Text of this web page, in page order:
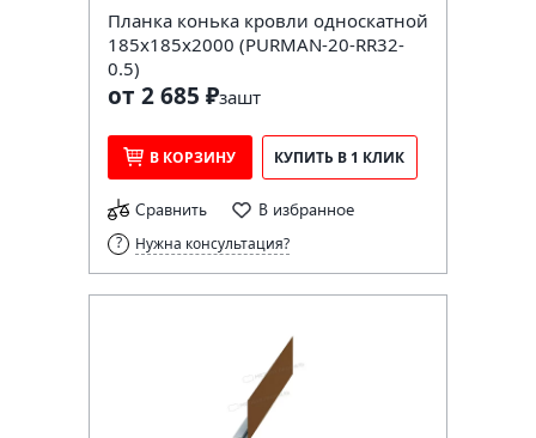
Планка конька кровли односкатной
185х185х2000 (PURMAN-20-RR32-
0.5)
от 2 685 ₽зашт
В КОРЗИНУ КУПИТЬ В 1 КЛИК
Сравнить В избранное
Нужна консультация?